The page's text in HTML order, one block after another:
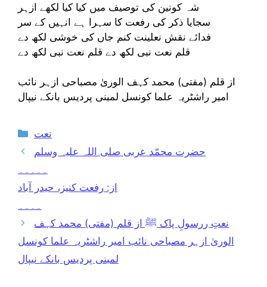
شہ کونین کی توصیف میں کیا کیا لکھے ازہر
سجایا ذکر کی رفعت کا سہرا ہے انہیں کے سر
فدائے نقش نعلینت کنم جاں کی خوشی لکھ دے
قلم نعت نبی لکھ دے قلم نعت نبی لکھ دے
از قلم (مفتی) محمد کہف الوریٰ مصباحی ازہر نائب
امیر راشٹریہ علما کونسل لمبنی پردیس بانکے نیپال
Categories
نعت
حضرت محمّد عربی صلی اللہ علیہ وسلم
۔۔۔۔۔
از: رفعت کنیز، حیدر آباد
۔۔۔۔
نعتِ ررسولِ پاک ﷺ از قلم (مفتی) محمد کہف
الوریٰ ازہر مصباحی نائب امیر راشٹریہ علما کونسل
لمبنی پردیس بانکے نیپال